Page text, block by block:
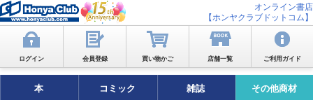
オンライン書店
【ホンヤクラブドットコム】
ログイン 会員登録 買い物かご 店舗一覧 ご利用ガイド
本 コミック 雑誌 その他商材